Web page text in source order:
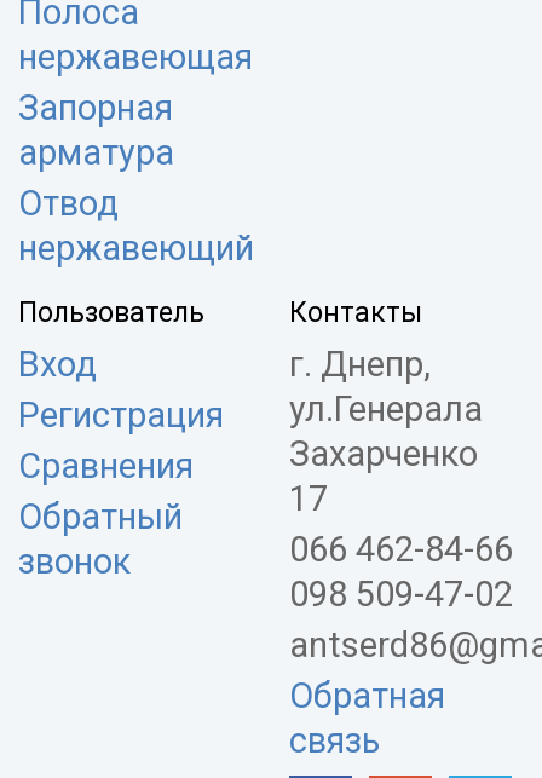
Полоса
нержавеющая
Запорная
арматура
Отвод
нержавеющий
Пользователь
Вход
Регистрация
Сравнения
Обратный
звонок
Контакты
г. Днепр,
ул.Генерала
Захарченко
17
066 462-84-66
098 509-47-02
Обратная
связь